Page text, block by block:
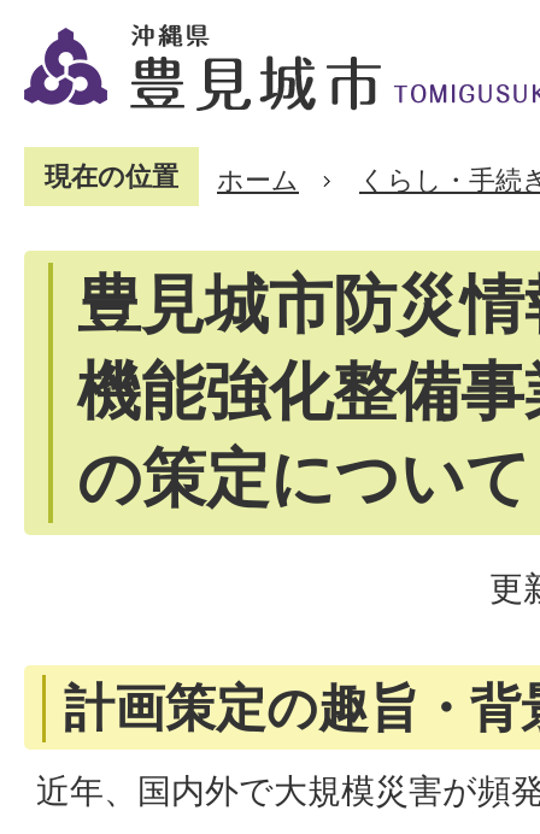
現在の位置 ホーム くらし・手続
豊見城市防災
機能強化整備
の策定について
更
計画策定の趣旨・背
近年、国内外で大規模災害が頻